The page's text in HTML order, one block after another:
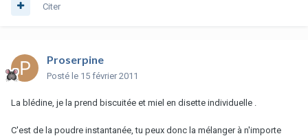
Citer
Proserpine
Posté le 15 février 2011
La blédine, je la prend biscuitée et miel en disette individuelle .
C'est de la poudre instantanée, tu peux donc la mélanger à n'importe